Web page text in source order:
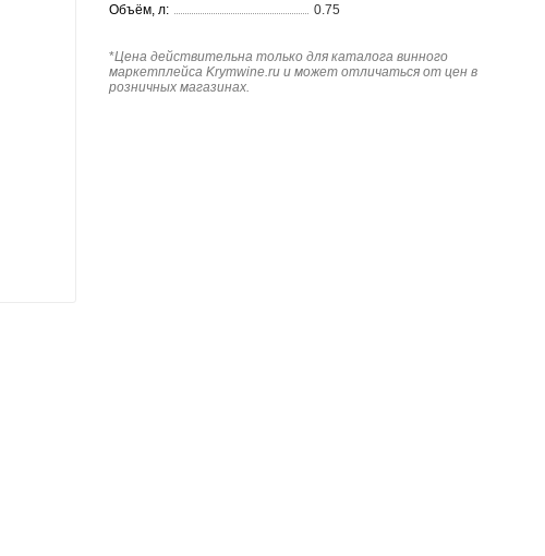
Объём, л:
0.75
*Цена действительна только для каталога винного
маркетплейса Krymwine.ru и может отличаться от цен в
розничных магазинах.